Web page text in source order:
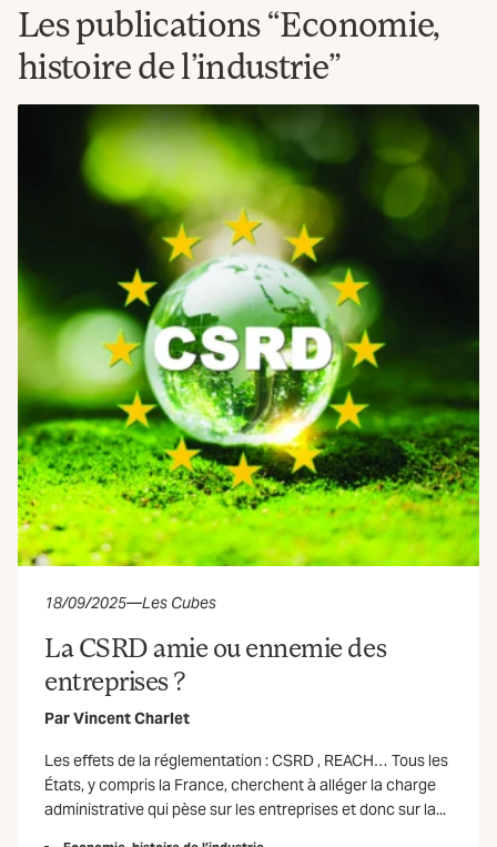
Les publications “Economie,
histoire de l’industrie”
18/09/2025—Les Cubes
La CSRD amie ou ennemie des
entreprises ?
ParVincent Charlet
Les effets de la réglementation : CSRD , REACH… Tous les
États, y compris la France, cherchent à alléger la charge
administrative qui pèse sur les entreprises et donc sur la...